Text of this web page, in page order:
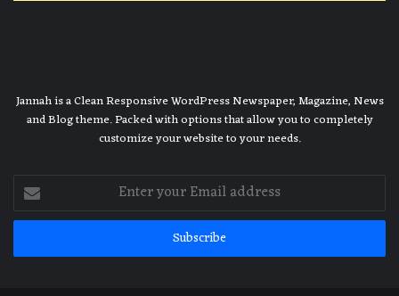
Jannah is a Clean Responsive WordPress Newspaper, Magazine, News
and Blog theme. Packed with options that allow you to completely
customize your website to your needs.
Enter
your
Email